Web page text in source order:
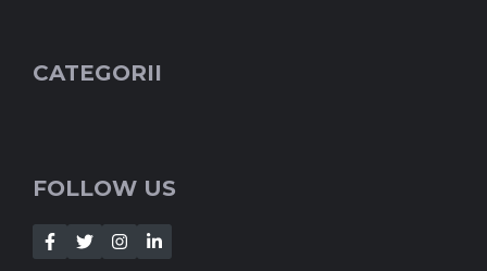
CATEGORII
FOLLOW US